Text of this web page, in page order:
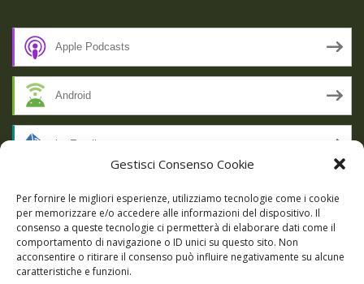
Gestisci Consenso Cookie
Per fornire le migliori esperienze, utilizziamo tecnologie come i cookie
per memorizzare e/o accedere alle informazioni del dispositivo. Il
consenso a queste tecnologie ci permetterà di elaborare dati come il
comportamento di navigazione o ID unici su questo sito. Non
acconsentire o ritirare il consenso può influire negativamente su alcune
caratteristiche e funzioni.
Apple Podcasts
Android
by Email
RSS
SSL SECURE